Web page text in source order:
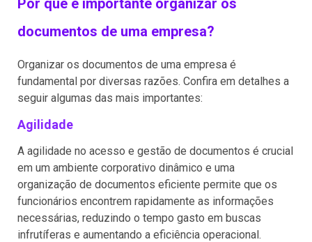
Por que é importante organizar os
documentos de uma empresa?
Organizar os documentos de uma empresa é
fundamental por diversas razões. Confira em detalhes a
seguir algumas das mais importantes:
Agilidade
A agilidade no acesso e gestão de documentos é crucial
em um ambiente corporativo dinâmico e uma
organização de documentos eficiente permite que os
funcionários encontrem rapidamente as informações
necessárias, reduzindo o tempo gasto em buscas
infrutíferas e aumentando a eficiência operacional.